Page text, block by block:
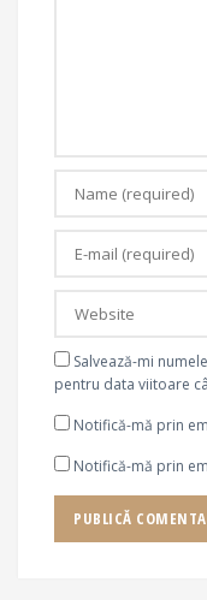
Salvează-mi
pentru data viitoare
Notifică-mă prin
Notifică-mă prin